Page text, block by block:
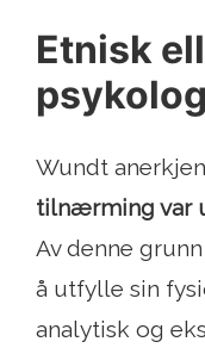
Etnisk
Wundt
tilnærming var
Av denne
å utfylle sin
analytisk og